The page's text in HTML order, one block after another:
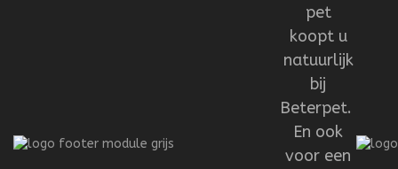
pet
koopt u
natuurlijk
bij
Beterpet.
En ook
voor een